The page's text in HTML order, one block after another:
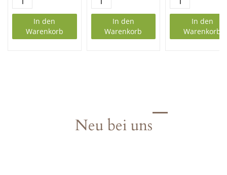
In den
Warenkorb
In den
Warenkorb
In den
Warenkorb
Neu bei uns